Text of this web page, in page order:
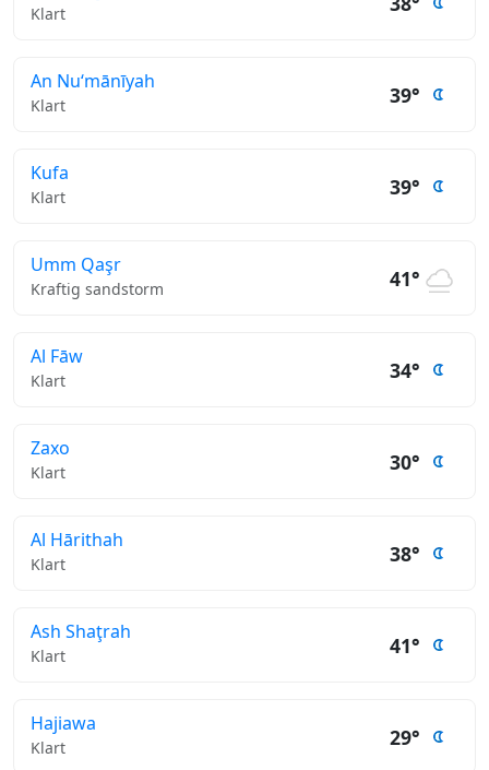
Klart
An Nu‘mānīyah
Klart 39°
Kufa
Klart 39°
Umm Qaşr
Kraftig sandstorm 41°
Al Fāw
Klart 34°
Zaxo
Klart 30°
Al Hārithah
Klart 38°
Ash Shaţrah
Klart 41°
Hajiawa
Klart 29°